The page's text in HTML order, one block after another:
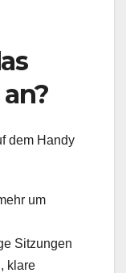
dem Handy
um
Sitzungen
klare